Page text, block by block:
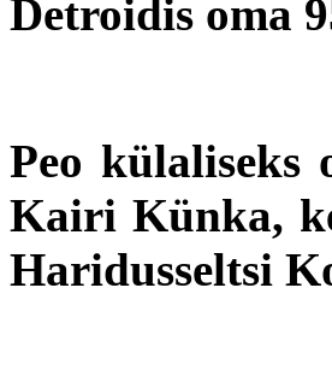
Detroidis oma
Peo külaliseks
Kairi Künka,
Haridusseltsi